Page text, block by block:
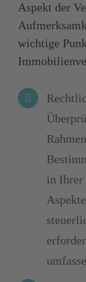
Aspekt der
wichtige
in Ihrer